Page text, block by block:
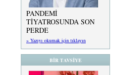
PANDEMİ
TİYATROSUNDA SON
PERDE
» Yazıyı okumak için tıklayın
BİR TAVSİYE